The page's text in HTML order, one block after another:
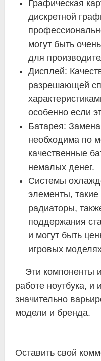
Графическая
дискретной
могут быть
для
Дисплей:
разрешающей
особенно если
Батарея:
необходима по
качественные
немалых денег.
Системы
элементы, такие
радиаторы,
поддержания
и могут быть
игровых
Эти компоненты
работе ноутбука, и
значительно
модели и бренда.
Оставить свой